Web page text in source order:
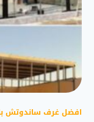
افضل غرف ساندوتش